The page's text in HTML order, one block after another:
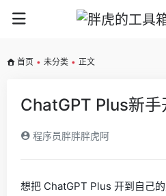
首页 • 未分类 • 正文
ChatGPT Plus新手
程序员胖胖胖虎阿
想把 ChatGPT Plus 开到自己